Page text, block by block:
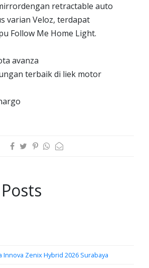
retractable auto
varian Veloz, terdapat
Follow Me Home Light.
avanza
terbaik di liek motor
Innova Zenix Hybrid 2026 Surabaya